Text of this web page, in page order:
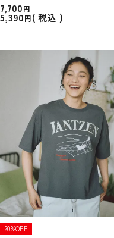
7,700
5,390 税込
20%OFF